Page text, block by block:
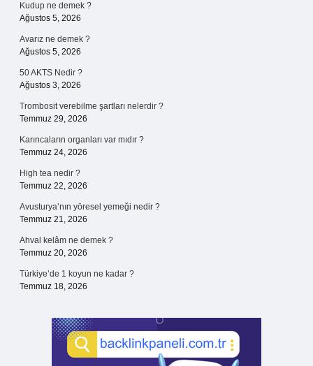
Kudup ne demek ?
Ağustos 5, 2026
Avarız ne demek ?
Ağustos 5, 2026
50 AKTS Nedir ?
Ağustos 3, 2026
Trombosit verebilme şartları nelerdir ?
Temmuz 29, 2026
Karıncaların organları var mıdır ?
Temmuz 24, 2026
High tea nedir ?
Temmuz 22, 2026
Avusturya’nın yöresel yemeği nedir ?
Temmuz 21, 2026
Ahval kelâm ne demek ?
Temmuz 20, 2026
Türkiye’de 1 koyun ne kadar ?
Temmuz 18, 2026